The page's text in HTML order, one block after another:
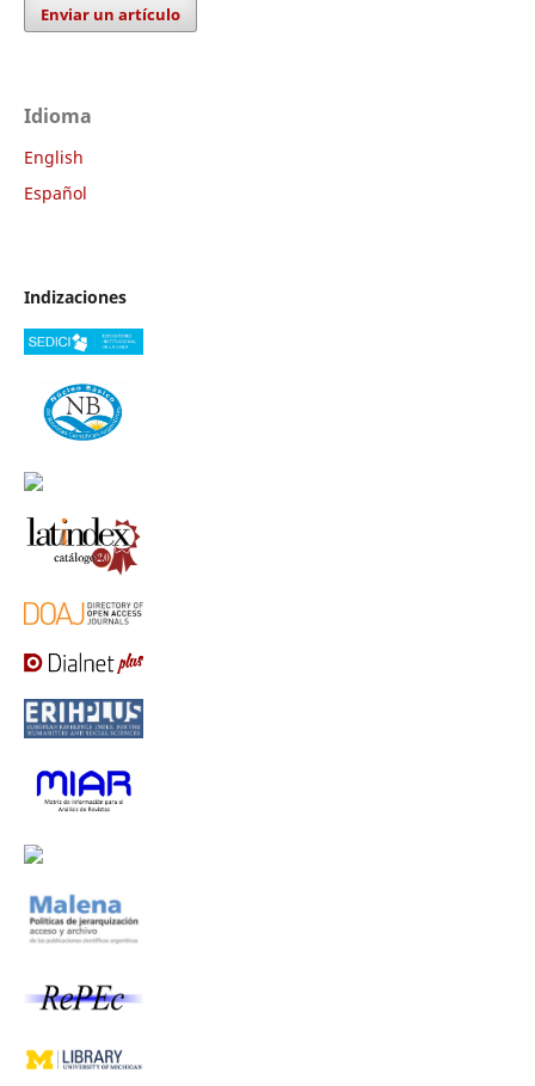
Enviar un artículo
Idioma
English
Español
Indizaciones